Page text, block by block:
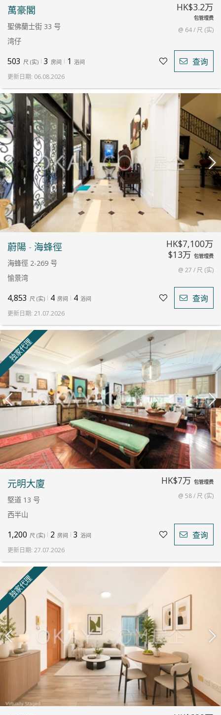
萬豪閣
聖佛蘭士街 33 号
湾仔
HK$3.2万
包管理费
@ 64 / 尺 (实)
503 尺 (实) 3 房间 1 浴间 查询
更新日期: 06.08.2026
蔚陽 - 海蜂徑
海蜂徑 2-269 号
愉景湾
HK$7,100万
$13万 包管理费
@ 27 / 尺 (实)
4,853 尺 (实) 4 房间 4 浴间 查询
更新日期: 21.07.2026
元明大廈
堅道 13 号
西半山
HK$7万 包管理费
@ 58 / 尺 (实)
1,200 尺 (实) 2 房间 3 浴间 查询
更新日期: 27.07.2026
独家代理
独家代理